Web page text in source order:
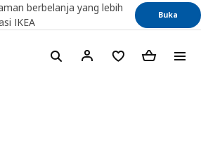
berbelanja yang lebih
IKEA
Buka